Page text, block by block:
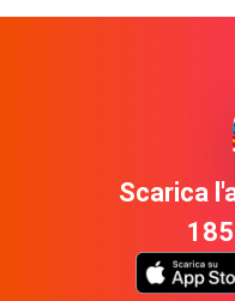
Scarica